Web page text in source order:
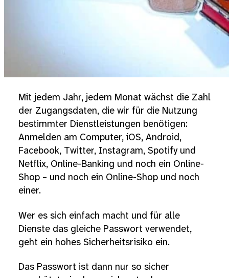
Mit jedem Jahr, jedem Monat wächst die Zahl
der Zugangsdaten, die wir für die Nutzung
bestimmter Dienstleistungen benötigen:
Anmelden am Computer, iOS, Android,
Facebook, Twitter, Instagram, Spotify und
Netflix, Online-Banking und noch ein Online-
Shop – und noch ein Online-Shop und noch
einer.
Wer es sich einfach macht und für alle
Dienste das gleiche Passwort verwendet,
geht ein hohes Sicherheitsrisiko ein.
Das Passwort ist dann nur so sicher